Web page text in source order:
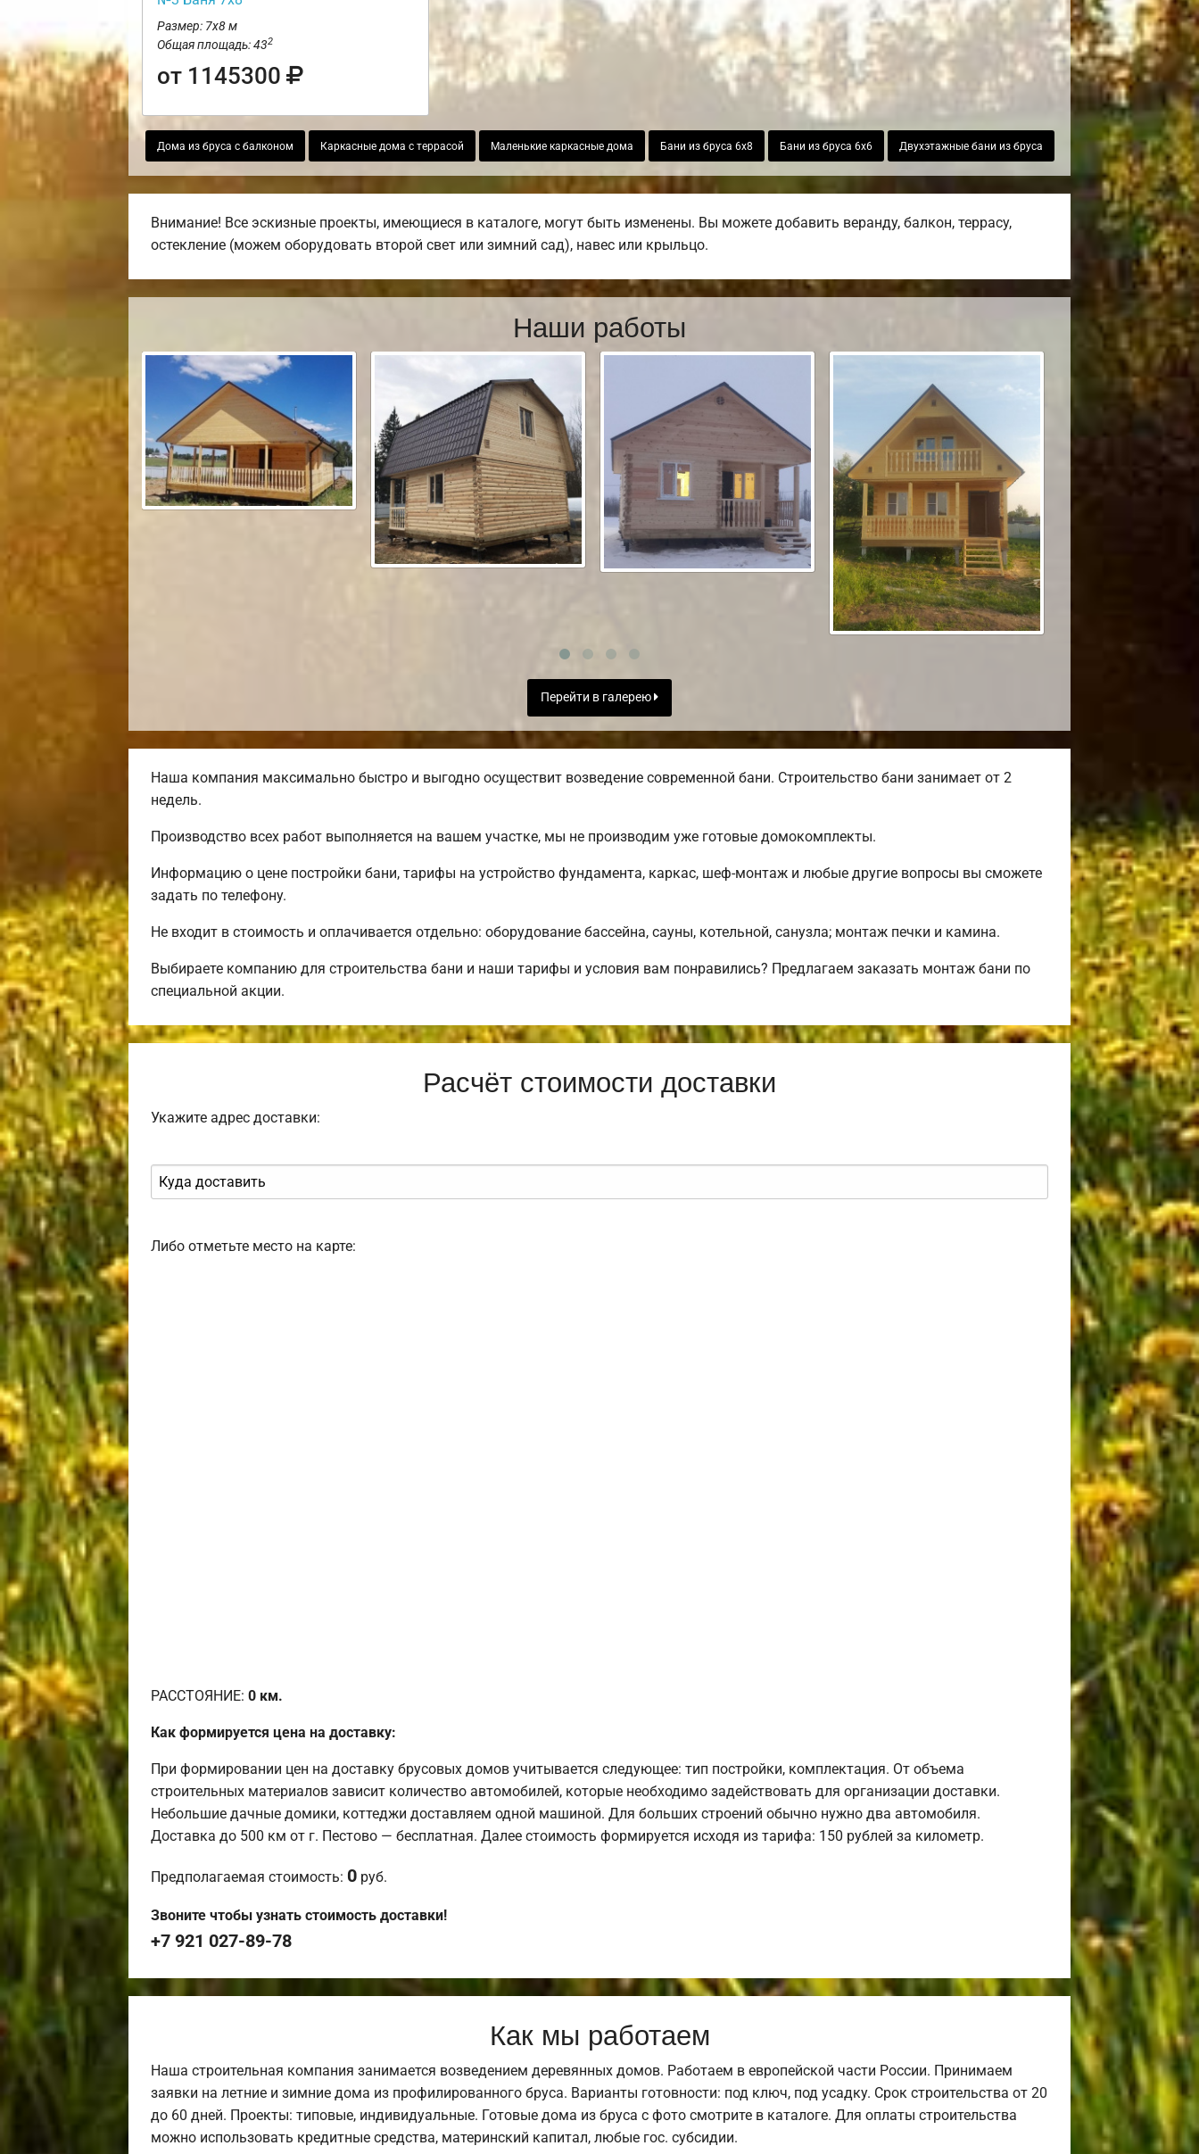
Размер: 7х8 м
Общая площадь: 432
от 1145300
Дома из бруса с балконом Каркасные дома с террасой Маленькие каркасные дома Бани из бруса 6х8 Бани из бруса 6х6 Двухэтажные бани из бруса
Внимание! Все эскизные проекты, имеющиеся в каталоге, могут быть изменены. Вы можете добавить веранду, балкон, террасу,
остекление (можем оборудовать второй свет или зимний сад), навес или крыльцо.
Наши работы
Перейти в галерею
Наша компания максимально быстро и выгодно осуществит возведение современной бани. Строительство бани занимает от 2
недель.
Производство всех работ выполняется на вашем участке, мы не производим уже готовые домокомплекты.
Информацию о цене постройки бани, тарифы на устройство фундамента, каркас, шеф-монтаж и любые другие вопросы вы сможете
задать по телефону.
Не входит в стоимость и оплачивается отдельно: оборудование бассейна, сауны, котельной, санузла; монтаж печки и камина.
Выбираете компанию для строительства бани и наши тарифы и условия вам понравились? Предлагаем заказать монтаж бани по
специальной акции.
Расчёт стоимости доставки
Укажите адрес доставки:
Либо отметьте место на карте:
РАССТОЯНИЕ: 0 км.
Как формируется цена на доставку:
При формировании цен на доставку брусовых домов учитывается следующее: тип постройки, комплектация. От объема
строительных материалов зависит количество автомобилей, которые необходимо задействовать для организации доставки.
Небольшие дачные домики, коттеджи доставляем одной машиной. Для больших строений обычно нужно два автомобиля.
Доставка до 500 км от г. Пестово — бесплатная. Далее стоимость формируется исходя из тарифа: 150 рублей за километр.
Предполагаемая стоимость: 0 руб.
Звоните чтобы узнать стоимость доставки!
+7 921 027-89-78
Как мы работаем
Наша строительная компания занимается возведением деревянных домов. Работаем в европейской части России. Принимаем
заявки на летние и зимние дома из профилированного бруса. Варианты готовности: под ключ, под усадку. Срок строительства от 20
до 60 дней. Проекты: типовые, индивидуальные. Готовые дома из бруса с фото смотрите в каталоге. Для оплаты строительства
можно использовать кредитные средства, материнский капитал, любые гос. субсидии.